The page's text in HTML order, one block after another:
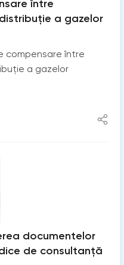
între
a gazelor
compensare între
a gazelor
documentelor
de consultanță